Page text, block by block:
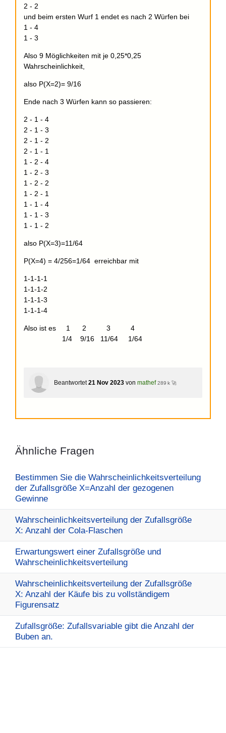
2 - 2
und beim ersten Wurf 1 endet es nach 2 Würfen bei
1 - 4
1 - 3
Also 9 Möglichkeiten mit je 0,25*0,25
Wahrscheinlichkeit,
also P(X=2)= 9/16
Ende nach 3 Würfen kann so passieren:
2 - 1 - 4
2 - 1 - 3
2 - 1 - 2
2 - 1 - 1
1 - 2 - 4
1 - 2 - 3
1 - 2 - 2
1 - 2 - 1
1 - 1 - 4
1 - 1 - 3
1 - 1 - 2
also P(X=3)=11/64
P(X=4) = 4/256=1/64 erreichbar mit
1-1-1-1
1-1-1-2
1-1-1-3
1-1-1-4
Also ist es 1 2 3 4
1/4 9/16 11/64 1/64
Beantwortet 21 Nov 2023 von mathef 289 k 🚀
Ähnliche Fragen
Bestimmen Sie die Wahrscheinlichkeitsverteilung
der Zufallsgröße X=Anzahl der gezogenen
Gewinne
Wahrscheinlichkeitsverteilung der Zufallsgröße
X: Anzahl der Cola-Flaschen
Erwartungswert einer Zufallsgröße und
Wahrscheinlichkeitsverteilung
Wahrscheinlichkeitsverteilung der Zufallsgröße
X: Anzahl der Käufe bis zu vollständigem
Figurensatz
Zufallsgröße: Zufallsvariable gibt die Anzahl der
Buben an.